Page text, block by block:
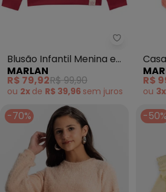
Marlan -
Blusão Infantil Menina em
Moletom (Vermelho)
MARLAN
R$ 79,92R$ 99,90
ou 2x de R$ 39,96 sem juros
R$
ou 3x
-70% -50%